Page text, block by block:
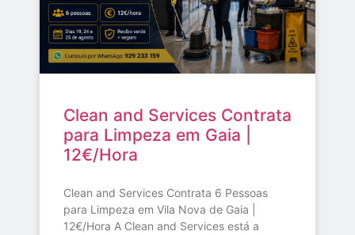
Clean and Services Contrata
para Limpeza em Gaia |
12€/Hora
Clean and Services Contrata 6 Pessoas
para Limpeza em Vila Nova de Gaia |
12€/Hora A Clean and Services está a